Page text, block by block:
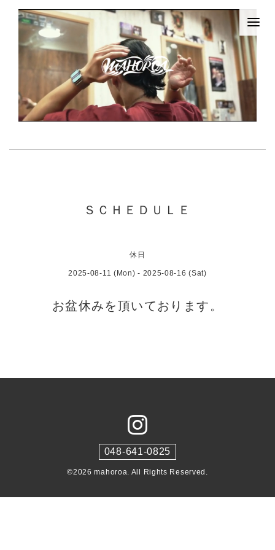
ＳＣＨＥＤＵＬＥ
休日
2025-08-11 (Mon) - 2025-08-16 (Sat)
お盆休みを頂いております。
048-641-0825
©2026mahoroa. All Rights Reserved.